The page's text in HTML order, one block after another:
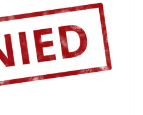
איש קשר
טופס
עברית
Hrvatski
(קרוטאית)